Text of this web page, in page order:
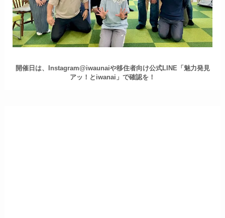
開催日は、Instagram@iwaunaiや移住者向け公式LINE「魅力発見
アッ！とiwanai」で確認を！